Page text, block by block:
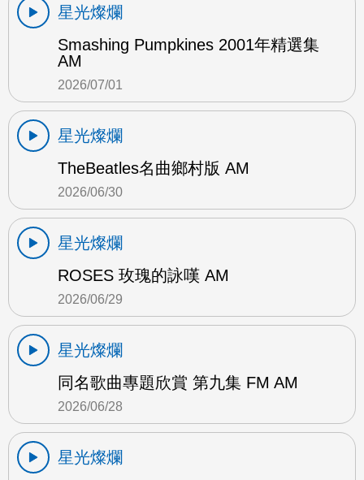
星光燦爛
Smashing Pumpkines 2001年精選集
AM
2026/07/01
星光燦爛
TheBeatles名曲鄉村版 AM
2026/06/30
星光燦爛
ROSES 玫瑰的詠嘆 AM
2026/06/29
星光燦爛
同名歌曲專題欣賞 第九集 FM AM
2026/06/28
星光燦爛